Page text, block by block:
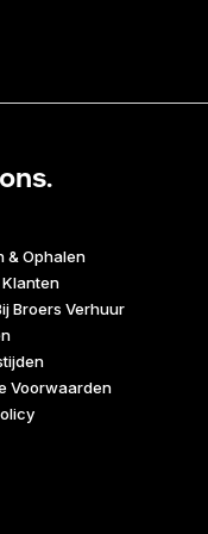
& Ophalen
Broers Verhuur
Voorwaarden